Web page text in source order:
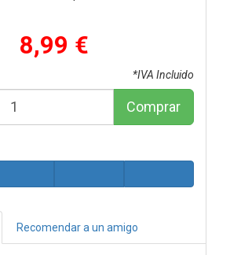
8,99 €
*IVA Incluido
Comprar
Recomendar a un amigo